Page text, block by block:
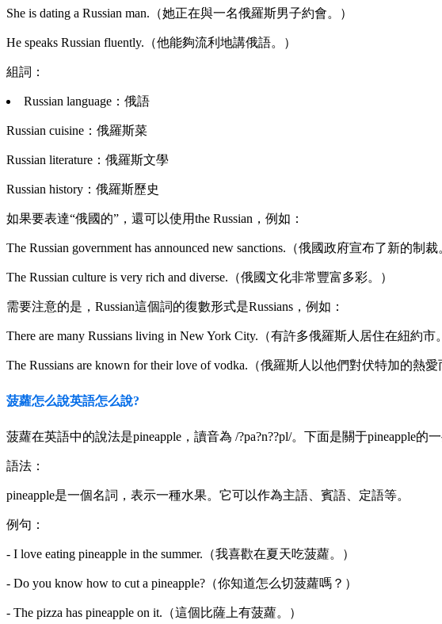
She is dating a Russian man.（她正在與一名俄羅斯男子約會。）
He speaks Russian fluently.（他能夠流利地講俄語。）
組詞：
Russian language：俄語
Russian cuisine：俄羅斯菜
Russian literature：俄羅斯文學
Russian history：俄羅斯歷史
如果要表達“俄國的”，還可以使用the Russian，例如：
The Russian government has announced new sanctions.（俄國政府宣布了新的制裁
The Russian culture is very rich and diverse.（俄國文化非常豐富多彩。）
需要注意的是，Russian這個詞的復數形式是Russians，例如：
There are many Russians living in New York City.（有許多俄羅斯人居住在紐約市
The Russians are known for their love of vodka.（俄羅斯人以他們對伏特加的熱愛
菠蘿怎么說英語怎么說?
菠蘿在英語中的說法是pineapple，讀音為 /?pa?n??pl/。下面是關于pineapple的
語法：
pineapple是一個名詞，表示一種水果。它可以作為主語、賓語、定語等。
例句：
- I love eating pineapple in the summer.（我喜歡在夏天吃菠蘿。）
- Do you know how to cut a pineapple?（你知道怎么切菠蘿嗎？）
- The pizza has pineapple on it.（這個比薩上有菠蘿。）